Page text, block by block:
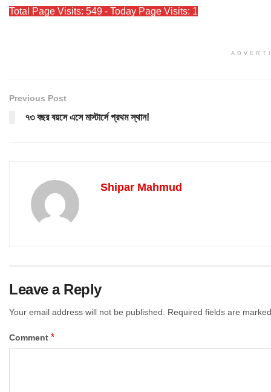
Total Page Visits: 549 - Today Page Visits: 1
Previous Post
৭৩ বছর বয়সে এসে মাস্টার্সে প্রথম স্থান!
Shipar Mahmud
Leave a Reply
Your email address will not be published. Required fields are
Comment *